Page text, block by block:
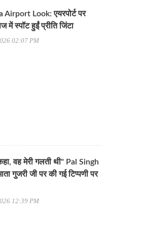
Look: एयरपोर्ट पर
में स्पॉट हुईं प्रीति जिंटा
02:07 PM
वह मेरी गलती थी" Pal Singh
गुजरी जी पर की गई टिप्पणी पर
12:39 PM